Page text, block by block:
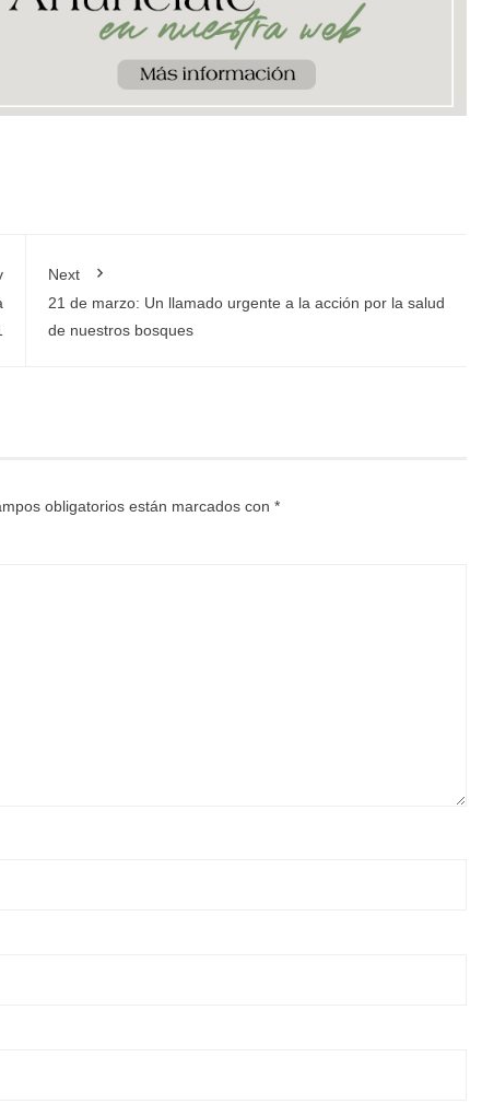
Next
21 de marzo: Un llamado urgente a la acción por la salud
de nuestros bosques
obligatorios están marcados con *